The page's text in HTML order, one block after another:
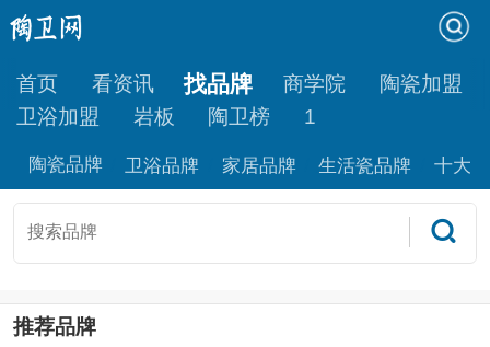
首页 看资讯 找品牌 商学院
陶瓷加盟
卫浴加盟
岩板 陶卫榜 1
陶瓷品牌 卫浴品牌 家居品牌 生活瓷品牌 十大
推荐品牌